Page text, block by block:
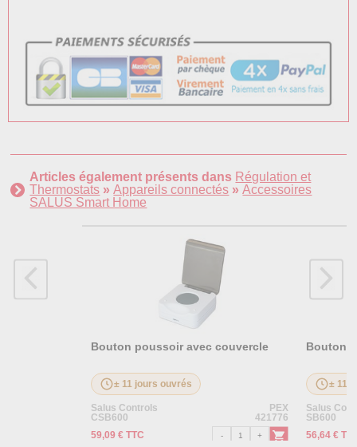
Articles également présents dans Régulation et
Thermostats »Appareils connectés »Accessoires
SALUS Smart Home
Bouton poussoir avec couvercle
± 11 jours ouvrés
Salus Controls
PEX
CSB600
421776
59,09 € TTC
Bouton
± 11
Salus
SB600
56,64 €